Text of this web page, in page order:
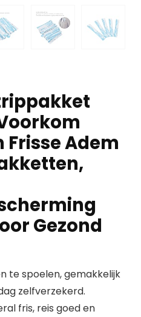
Frisse Adem
Gezond
te spoelen, gemakkelijk
zelfverzekerd.
fris, reis goed en